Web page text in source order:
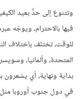
وتتنوع إلى حدٍّ بعيد
فيها بالاحترام، ويوجّه
للوقت، تختلف باختلاف
المتحدة، وألمانيا،
بداية ونهاية، أي يشعرون
في دول جنوب أوروبا مثل